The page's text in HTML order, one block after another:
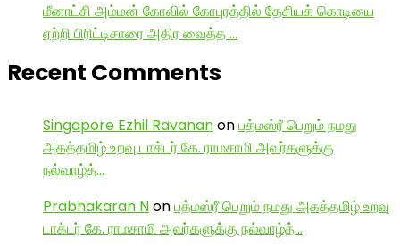
மீனாட்சி அம்மன் கோவில் கோபுரத்தில் தேசியக் கொடியை
ஏற்றி பிரிட்டிசாரை அதிர வைத்த …
Recent Comments
Singapore Ezhil Ravananonபத்மஸ்ரீ பெறும் நமது
அகத்தமிழ் உறவு டாக்டர் கே. ராமசாமி அவர்களுக்கு
நல்வாழ்த்…
Prabhakaran Nonபத்மஸ்ரீ பெறும் நமது அகத்தமிழ் உறவு
டாக்டர் கே. ராமசாமி அவர்களுக்கு நல்வாழ்த்…